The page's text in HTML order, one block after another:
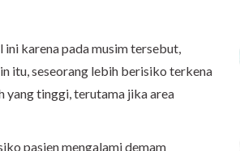
karena pada musim tersebut,
itu, seseorang lebih berisiko terkena
yang tinggi, terutama jika area
pasien mengalami demam